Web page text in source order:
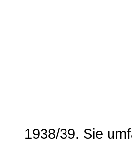
1938/39. Sie